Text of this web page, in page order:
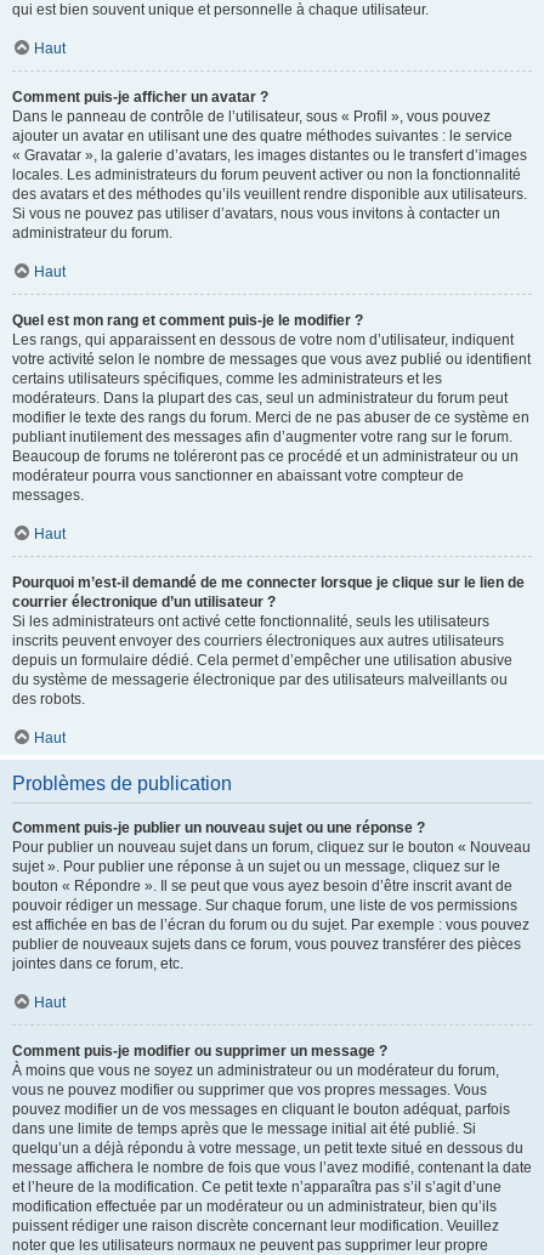
qui est bien souvent unique et personnelle à chaque utilisateur.
Haut
Comment puis-je afficher un avatar ?
Dans le panneau de contrôle de l’utilisateur, sous « Profil », vous pouvez
ajouter un avatar en utilisant une des quatre méthodes suivantes : le service
« Gravatar », la galerie d’avatars, les images distantes ou le transfert d’images
locales. Les administrateurs du forum peuvent activer ou non la fonctionnalité
des avatars et des méthodes qu’ils veuillent rendre disponible aux utilisateurs.
Si vous ne pouvez pas utiliser d’avatars, nous vous invitons à contacter un
administrateur du forum.
Haut
Quel est mon rang et comment puis-je le modifier ?
Les rangs, qui apparaissent en dessous de votre nom d’utilisateur, indiquent
votre activité selon le nombre de messages que vous avez publié ou identifient
certains utilisateurs spécifiques, comme les administrateurs et les
modérateurs. Dans la plupart des cas, seul un administrateur du forum peut
modifier le texte des rangs du forum. Merci de ne pas abuser de ce système en
publiant inutilement des messages afin d’augmenter votre rang sur le forum.
Beaucoup de forums ne toléreront pas ce procédé et un administrateur ou un
modérateur pourra vous sanctionner en abaissant votre compteur de
messages.
Haut
Pourquoi m’est-il demandé de me connecter lorsque je clique sur le lien de
courrier électronique d’un utilisateur ?
Si les administrateurs ont activé cette fonctionnalité, seuls les utilisateurs
inscrits peuvent envoyer des courriers électroniques aux autres utilisateurs
depuis un formulaire dédié. Cela permet d’empêcher une utilisation abusive
du système de messagerie électronique par des utilisateurs malveillants ou
des robots.
Haut
Problèmes de publication
Comment puis-je publier un nouveau sujet ou une réponse ?
Pour publier un nouveau sujet dans un forum, cliquez sur le bouton « Nouveau
sujet ». Pour publier une réponse à un sujet ou un message, cliquez sur le
bouton « Répondre ». Il se peut que vous ayez besoin d’être inscrit avant de
pouvoir rédiger un message. Sur chaque forum, une liste de vos permissions
est affichée en bas de l’écran du forum ou du sujet. Par exemple : vous pouvez
publier de nouveaux sujets dans ce forum, vous pouvez transférer des pièces
jointes dans ce forum, etc.
Haut
Comment puis-je modifier ou supprimer un message ?
À moins que vous ne soyez un administrateur ou un modérateur du forum,
vous ne pouvez modifier ou supprimer que vos propres messages. Vous
pouvez modifier un de vos messages en cliquant le bouton adéquat, parfois
dans une limite de temps après que le message initial ait été publié. Si
quelqu’un a déjà répondu à votre message, un petit texte situé en dessous du
message affichera le nombre de fois que vous l’avez modifié, contenant la date
et l’heure de la modification. Ce petit texte n’apparaîtra pas s’il s’agit d’une
modification effectuée par un modérateur ou un administrateur, bien qu’ils
puissent rédiger une raison discrète concernant leur modification. Veuillez
noter que les utilisateurs normaux ne peuvent pas supprimer leur propre